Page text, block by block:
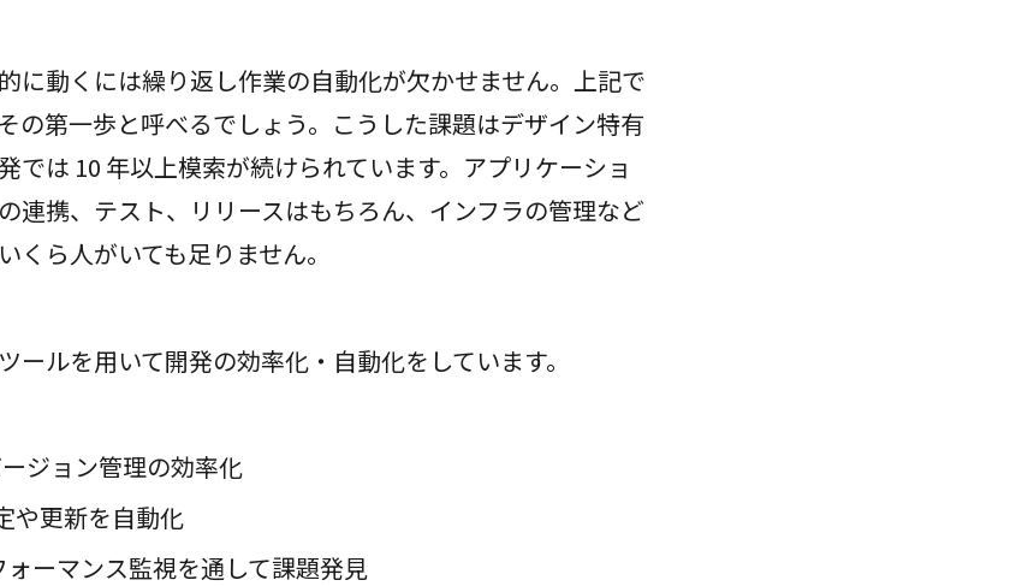
に動くには繰り返し作業の自動化が欠かせません。上記で
の第一歩と呼べるでしょう。こうした課題はデザイン特有
では 10 年以上模索が続けられています。アプリケーショ
連携、テスト、リリースはもちろん、インフラの管理など
くら人がいても足りません。
ールを用いて開発の効率化・自動化をしています。
ジョン管理の効率化
や更新を自動化
ォーマンス監視を通して課題発見